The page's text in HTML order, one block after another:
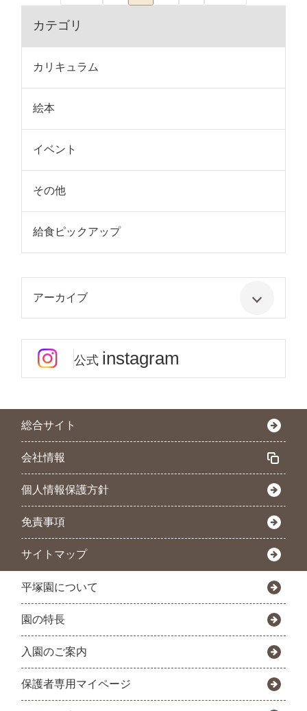
カテゴリ
カリキュラム
絵本
イベント
その他
給食ピックアップ
アーカイブ
公式 instagram
総合サイト
会社情報
個人情報保護方針
免責事項
サイトマップ
平塚園について
園の特長
入園のご案内
保護者専用マイページ